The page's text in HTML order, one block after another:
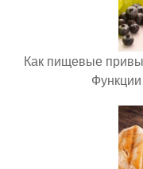
Как пищевые